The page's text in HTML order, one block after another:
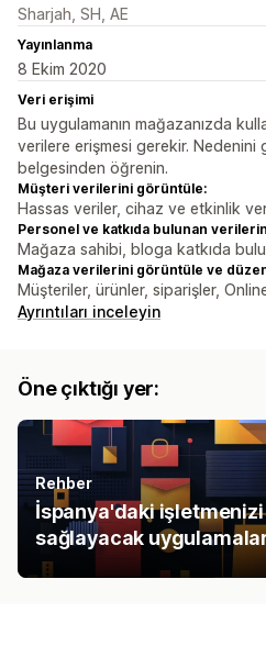
Sharjah, SH, AE
Yayınlanma
8 Ekim 2020
Veri erişimi
Bu uygulamanın mağazanızda
verilere erişmesi gerekir. Nedenini
belgesinden öğrenin.
Müşteri verilerini görüntüle:
Hassas veriler, cihaz ve etkinlik
Personel ve katkıda bulunan
Mağaza sahibi, bloga katkıda
Mağaza verilerini görüntüle ve
Müşteriler, ürünler, siparişler,
Ayrıntıları inceleyin
Öne çıktığı yer:
Rehber
İspanya'daki
sağlayacak